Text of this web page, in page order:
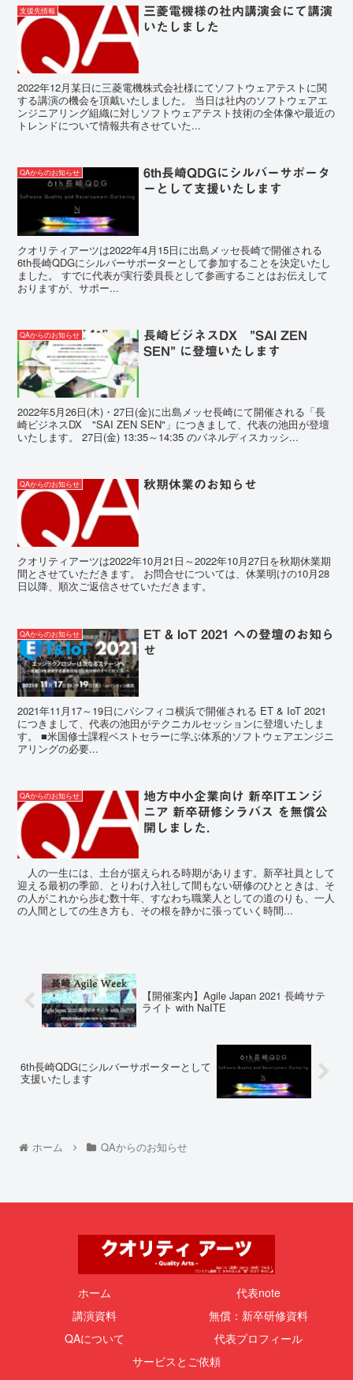
支援先情報
三菱電機様の社内講演会にて講演
いたしました
2022年12月某日に三菱電機株式会社様にてソフトウェアテストに関
する講演の機会を頂戴いたしました。 当日は社内のソフトウェアエ
ンジニアリング組織に対しソフトウェアテスト技術の全体像や最近の
トレンドについて情報共有させていた...
QAからのお知らせ
6th長崎QDGにシルバーサポータ
ーとして支援いたします
クオリティアーツは2022年4月15日に出島メッセ長崎で開催される
6th長崎QDGにシルバーサポーターとして参加することを決定いたし
ました。 すでに代表が実行委員長として参画することはお伝えして
おりますが、サポー...
QAからのお知らせ
長崎ビジネスDX ”SAI ZEN
SEN” に登壇いたします
2022年5月26日(木)・27日(金)に出島メッセ長崎にて開催される「長
崎ビジネスDX "SAI ZEN SEN"」につきまして、代表の池田が登壇
いたします。 27日(金) 13:35～14:35 のパネルディスカッシ...
QAからのお知らせ 秋期休業のお知らせ
クオリティアーツは2022年10月21日～2022年10月27日を秋期休業期
間とさせていただきます。 お問合せについては、休業明けの10月28
日以降、順次ご返信させていただきます。
QAからのお知らせ
ET & IoT 2021 への登壇のお知ら
せ
2021年11月17～19日にパシフィコ横浜で開催される ET & IoT 2021
につきまして、代表の池田がテクニカルセッションに登壇いたしま
す。 ■米国修士課程ベストセラーに学ぶ体系的ソフトウェアエンジニ
アリングの必要...
QAからのお知らせ
地方中小企業向け 新卒ITエンジ
ニア 新卒研修シラバス を無償公
開しました．
人の一生には、土台が据えられる時期があります。新卒社員として
迎える最初の季節、とりわけ入社して間もない研修のひとときは、そ
の人がこれから歩む数十年、すなわち職業人としての道のりも、一人
の人間としての生き方も、その根を静かに張っていく時間...
【開催案内】Agile Japan 2021 長崎サテ
ライト with NaITE
6th長崎QDGにシルバーサポーターとして
支援いたします
ホーム QAからのお知らせ
ホーム
代表note
講演資料
無償：新卒研修資料
QAについて
代表プロフィール
サービスとご依頼